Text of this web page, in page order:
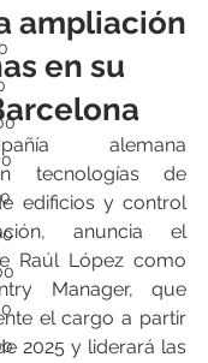
ampliación
en su
alemana
tecnologías de
edificios y control
anuncia el
Raúl López como
Manager, que
el cargo a partir
2025 y liderará las